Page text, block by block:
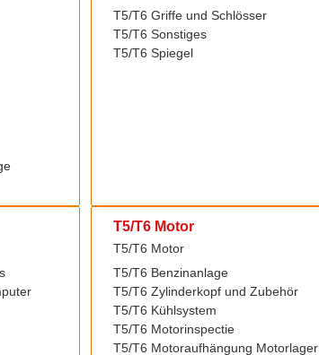
T5/T6 Griffe und Schlösser
T5/T6 Sonstiges
T5/T6 Spiegel
T5/T6 Motor
T5/T6 Motor
T5/T6 Benzinanlage
T5/T6 Zylinderkopf und Zubehör
T5/T6 Kühlsystem
T5/T6 Motorinspectie
T5/T6 Motoraufhängung Motorlager